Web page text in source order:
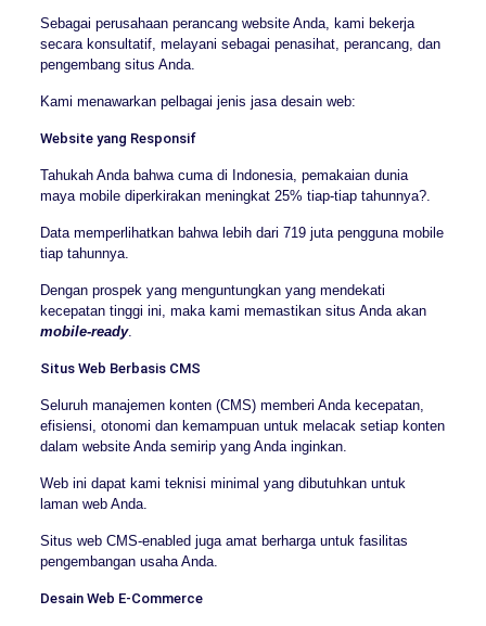
Sebagai perusahaan perancang website Anda, kami bekerja
secara konsultatif, melayani sebagai penasihat, perancang, dan
pengembang situs Anda.
Kami menawarkan pelbagai jenis jasa desain web:
Website yang Responsif
Tahukah Anda bahwa cuma di Indonesia, pemakaian dunia
maya mobile diperkirakan meningkat 25% tiap-tiap tahunnya?.
Data memperlihatkan bahwa lebih dari 719 juta pengguna mobile
tiap tahunnya.
Dengan prospek yang menguntungkan yang mendekati
kecepatan tinggi ini, maka kami memastikan situs Anda akan
mobile-ready.
Situs Web Berbasis CMS
Seluruh manajemen konten (CMS) memberi Anda kecepatan,
efisiensi, otonomi dan kemampuan untuk melacak setiap konten
dalam website Anda semirip yang Anda inginkan.
Web ini dapat kami teknisi minimal yang dibutuhkan untuk
laman web Anda.
Situs web CMS-enabled juga amat berharga untuk fasilitas
pengembangan usaha Anda.
Desain Web E-Commerce